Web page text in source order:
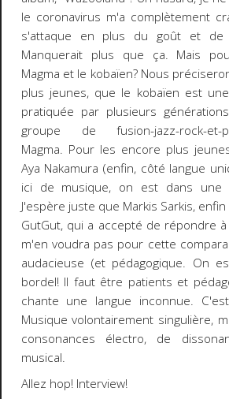
le coronavirus m'a complètement
s'attaque en plus du goût et de
Manquerait plus que ça. Mais
Magma et le kobaïen? Nous
plus jeunes, que le kobaïen est
pratiquée par plusieurs
groupe de fusion-jazz-rock-et-
Magma. Pour les encore plus
Aya Nakamura (enfin, côté langue
ici de musique, on est dans une
J'espère juste que Markis Sarkis,
GutGut, qui a accepté de répondre
m'en voudra pas pour cette
audacieuse (et pédagogique. On
bordel! Il faut être patients et
chante une langue inconnue.
Musique volontairement singulière,
consonances électro, de
musical.
Allez hop! Interview!